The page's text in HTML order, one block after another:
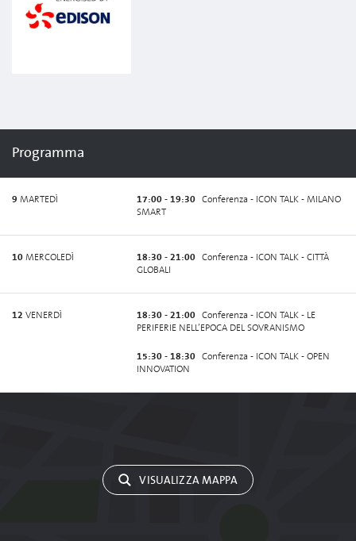
Programma
9 MARTEDÌ 17:00 - 19:30
Conferenza - ICON TALK - MILANO
SMART
10 MERCOLEDÌ 18:30 - 21:00
Conferenza - ICON TALK - CITTÀ
GLOBALI
12 VENERDÌ 18:30 - 21:00
Conferenza - ICON TALK - LE
PERIFERIE NELL’EPOCA DEL SOVRANISMO
15:30 - 18:30
Conferenza - ICON TALK - OPEN
INNOVATION
VISUALIZZA MAPPA